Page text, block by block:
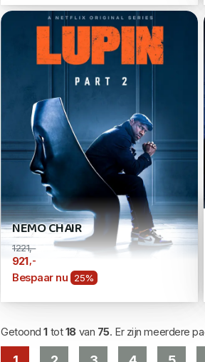
NEMO CHAIR
1221,-
921 ,-
Bespaar nu 25%
Getoond1 tot18van 75. Er zijn meerdere